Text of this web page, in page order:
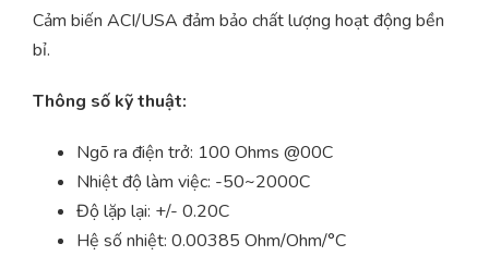
Cảm biến ACI/USA đảm bảo chất lượng hoạt động bền
bỉ.
Thông số kỹ thuật:
Ngõ ra điện trở: 100 Ohms @00C
Nhiệt độ làm việc: -50~2000C
Độ lặp lại: +/- 0.20C
Hệ số nhiệt: 0.00385 Ohm/Ohm/°C